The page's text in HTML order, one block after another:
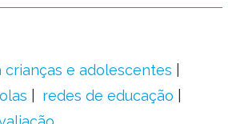
e adolescentes
redes de educação